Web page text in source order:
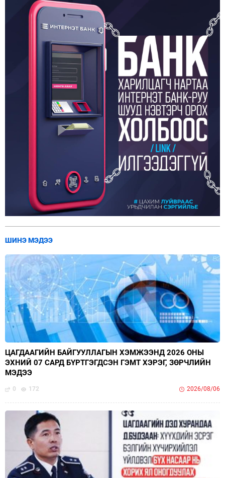
ШИНЭ МЭДЭЭ
ЦАГДААГИЙН БАЙГУУЛЛАГЫН ХЭМЖЭЭНД 2026 ОНЫ
ЭХНИЙ 07 САРД БҮРТГЭГДСЭН ГЭМТ ХЭРЭГ, ЗӨРЧЛИЙН
МЭДЭЭ
0 172 2026/08/06